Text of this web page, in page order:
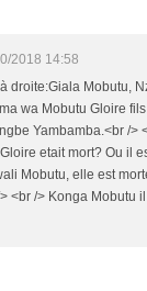
2018 14:58
droite:Giala Mobutu,
wa Mobutu Gloire
Yambamba.<br />
etait mort? Ou il
Mobutu, elle est
<br /> Konga Mobutu